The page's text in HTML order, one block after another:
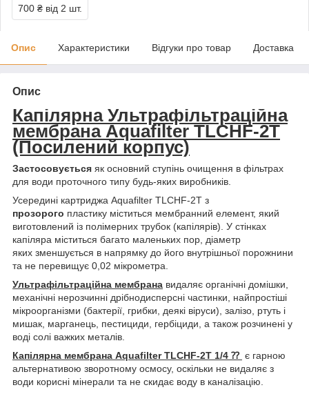
700 ₴ від 2 шт.
Опис Характеристики Відгуки про товар Доставка
Опис
Капілярна Ультрафільтраційна
мембрана Aquafilter TLCHF-2T
(Посилений корпус)
Застосовується як основний ступінь очищення в фільтрах
для води проточного типу будь-яких виробників.
Усередині картриджа Aquafilter TLCHF-2T з
прозорого пластику міститься мембранний елемент, який
виготовлений із полімерних трубок (капілярів). У стінках
капіляра міститься багато маленьких пор, діаметр
яких зменшується в напрямку до його внутрішньої порожнини
та не перевищує 0,02 мікрометра.
Ультрафільтраційна мембрана видаляє органічні домішки,
механічні нерозчинні дрібнодисперсні частинки, найпростіші
мікроорганізми (бактерії, грибки, деякі віруси), залізо, ртуть і
мишак, марганець, пестициди, гербіциди, а також розчинені у
воді солі важких металів.
Капілярна мембрана Aquafilter TLCHF-2T 1/4 ⁇ є гарною
альтернативою зворотному осмосу, оскільки не видаляє з
води корисні мінерали та не скидає воду в каналізацію.